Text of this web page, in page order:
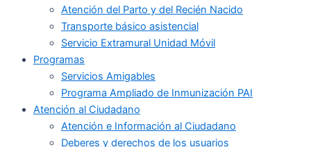
Atención del Parto y del Recién Nacido
Transporte básico asistencial
Servicio Extramural Unidad Móvil
Programas
Servicios Amigables
Programa Ampliado de Inmunización PAI
Atención al Ciudadano
Atención e Información al Ciudadano
Deberes y derechos de los usuarios